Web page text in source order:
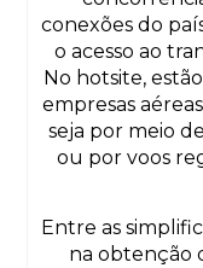
conexões do
o acesso ao
No hotsite,
empresas
seja por meio
ou por voos
Entre as
na obtenção